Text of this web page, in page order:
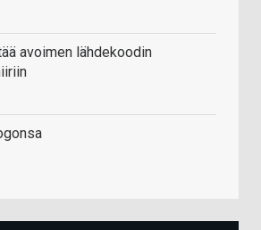
avoimen lähdekoodin